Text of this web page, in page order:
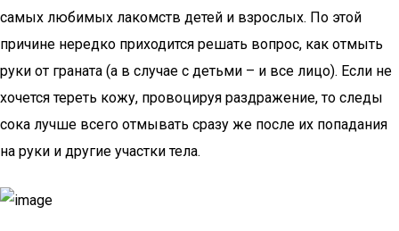
самых любимых лакомств детей и взрослых. По этой
причине нередко приходится решать вопрос, как отмыть
руки от граната (а в случае с детьми – и все лицо). Если не
хочется тереть кожу, провоцируя раздражение, то следы
сока лучше всего отмывать сразу же после их попадания
на руки и другие участки тела.